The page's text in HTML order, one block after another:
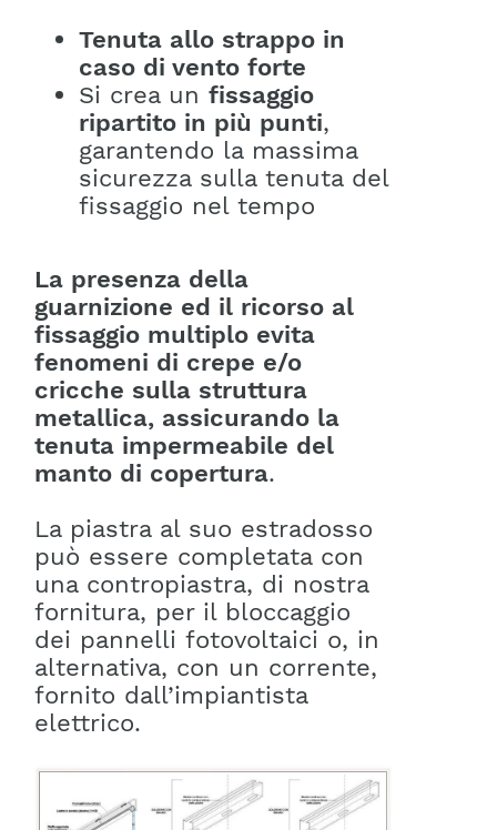
Tenuta allo strappo in
caso di vento forte
Si crea un fissaggio
ripartito in più punti,
garantendo la massima
sicurezza sulla tenuta del
fissaggio nel tempo
La presenza della
guarnizione ed il ricorso al
fissaggio multiplo evita
fenomeni di crepe e/o
cricche sulla struttura
metallica, assicurando la
tenuta impermeabile del
manto di copertura.
La piastra al suo estradosso
può essere completata con
una contropiastra, di nostra
fornitura, per il bloccaggio
dei pannelli fotovoltaici o, in
alternativa, con un corrente,
fornito dall’impiantista
elettrico.